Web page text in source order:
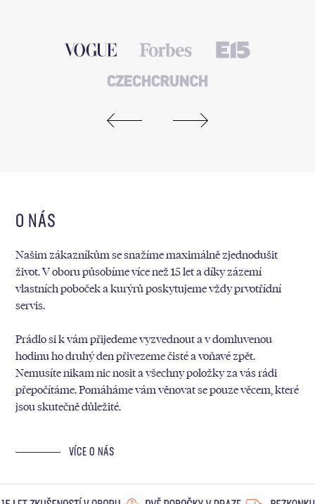
O NÁS
Našim zákazníkům se snažíme maximálně zjednodušit
život. V oboru působíme více než 15 let a díky zázemí
vlastních poboček a kurýrů poskytujeme vždy prvotřídní
servis.
Prádlo si k vám přijedeme vyzvednout a v domluvenou
hodinu ho druhý den přivezeme čisté a voňavé zpět.
Nemusíte nikam nic nosit a všechny položky za vás rádi
přepočítáme. Pomáháme vám věnovat se pouze věcem, které
jsou skutečně důležité.
VÍCE O NÁS